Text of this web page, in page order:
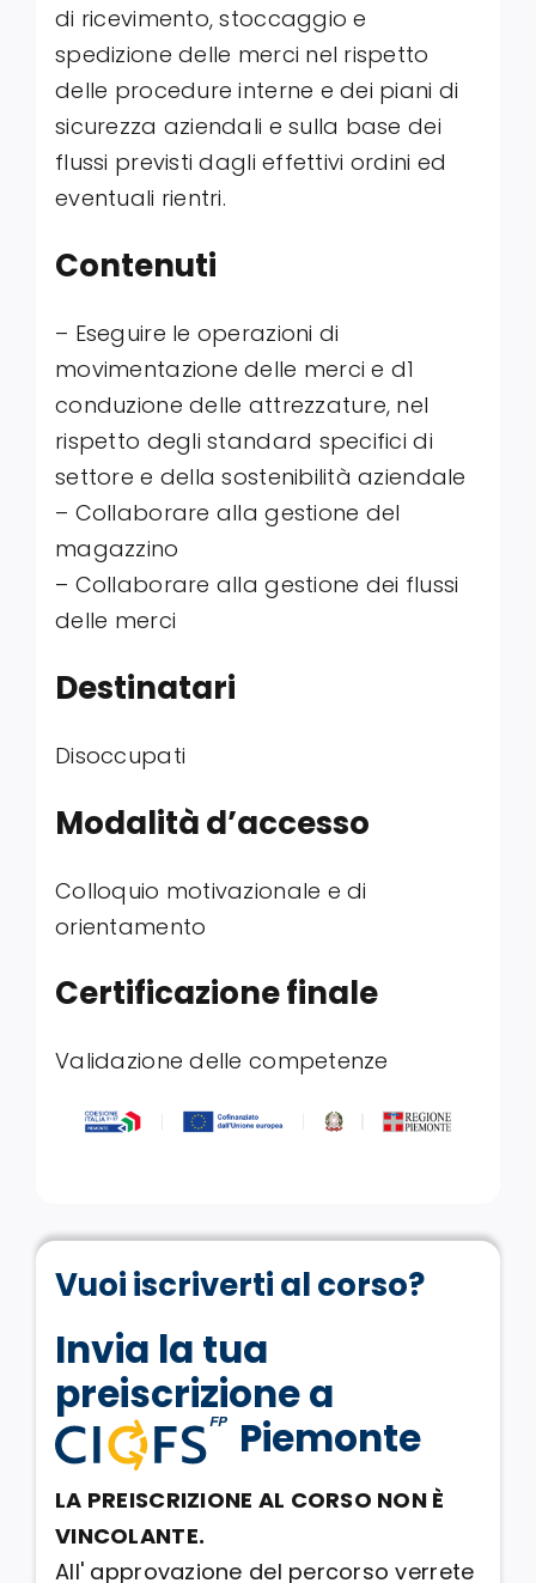
di ricevimento, stoccaggio e
spedizione delle merci nel rispetto
delle procedure interne e dei piani di
sicurezza aziendali e sulla base dei
flussi previsti dagli effettivi ordini ed
eventuali rientri.
Contenuti
– Eseguire le operazioni di
movimentazione delle merci e d1
conduzione delle attrezzature, nel
rispetto degli standard specifici di
settore e della sostenibilità aziendale
– Collaborare alla gestione del
magazzino
– Collaborare alla gestione dei flussi
delle merci
Destinatari
Disoccupati
Modalità d’accesso
Colloquio motivazionale e di
orientamento
Certificazione finale
Validazione delle competenze
Vuoi iscriverti al corso?
Invia la tua
preiscrizione a
Piemonte
LA PREISCRIZIONE AL CORSO NON È
VINCOLANTE.
All' approvazione del percorso verrete